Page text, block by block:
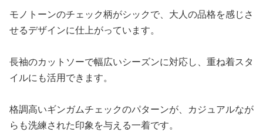
モノトーンのチェック柄がシックで、大人の品格を感じさ
せるデザインに仕上がっています。
長袖のカットソーで幅広いシーズンに対応し、重ね着スタ
イルにも活用できます。
格調高いギンガムチェックのパターンが、カジュアルなが
らも洗練された印象を与える一着です。